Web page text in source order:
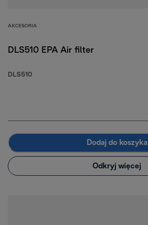
AKCESORIA
DLS510 EPA Air filter
DLS510
Dodaj do koszyka
Odkryj więcej